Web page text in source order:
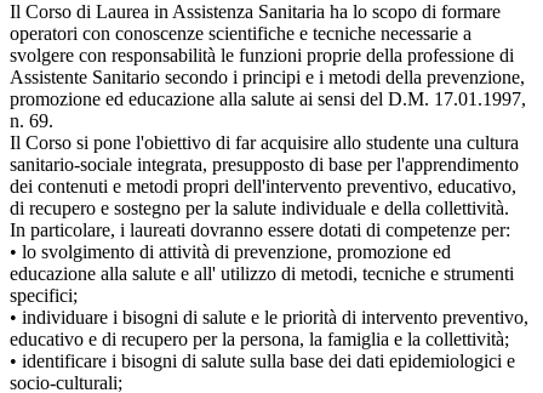
Il Corso di Laurea in Assistenza Sanitaria ha lo scopo di formare
operatori con conoscenze scientifiche e tecniche necessarie a
svolgere con responsabilità le funzioni proprie della professione di
Assistente Sanitario secondo i principi e i metodi della prevenzione,
promozione ed educazione alla salute ai sensi del D.M. 17.01.1997,
n. 69.
Il Corso si pone l'obiettivo di far acquisire allo studente una cultura
sanitario-sociale integrata, presupposto di base per l'apprendimento
dei contenuti e metodi propri dell'intervento preventivo, educativo,
di recupero e sostegno per la salute individuale e della collettività.
In particolare, i laureati dovranno essere dotati di competenze per:
• lo svolgimento di attività di prevenzione, promozione ed
educazione alla salute e all' utilizzo di metodi, tecniche e strumenti
specifici;
• individuare i bisogni di salute e le priorità di intervento preventivo,
educativo e di recupero per la persona, la famiglia e la collettività;
• identificare i bisogni di salute sulla base dei dati epidemiologici e
socio-culturali;